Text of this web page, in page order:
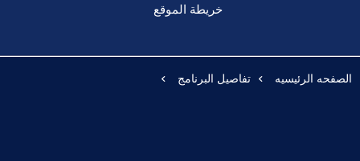
خريطة الموقع
الصفحه الرئيسيه تفاصيل البرنامج